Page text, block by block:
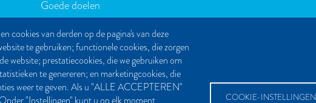
cookies van derden op de pagina's van deze
te gebruiken; functionele cookies, die zorgen
website; prestatiecookies, die we gebruiken om
te genereren; en marketingcookies, die
weer te geven. Als u "ALLE ACCEPTEREN"
COOKIE-INSTELLINGEN
Goede doelen